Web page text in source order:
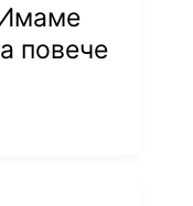
повече